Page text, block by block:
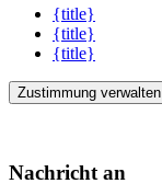
{title}
{title}
{title}
Zustimmung verwalten
Nachricht an